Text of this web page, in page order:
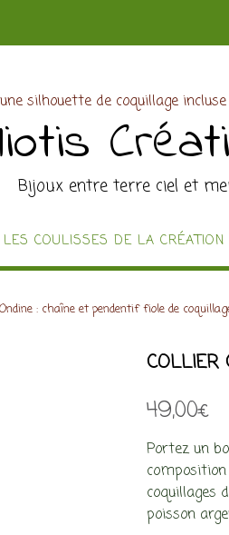
Bijoux entre terre ciel et
LES COULISSES DE LA CRÉATION
: chaîne et pendentif fiole de
COLLIER
49,00€
Portez un
coquillages
poisson